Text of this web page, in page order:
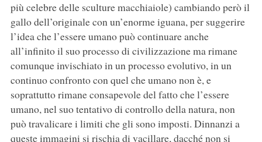
più celebre delle sculture macchiaiole) cambiando però il
gallo dell’originale con un’enorme iguana, per suggerire
l’idea che l’essere umano può continuare anche
all’infinito il suo processo di civilizzazione ma rimane
comunque invischiato in un processo evolutivo, in un
continuo confronto con quel che umano non è, e
soprattutto rimane consapevole del fatto che l’essere
umano, nel suo tentativo di controllo della natura, non
può travalicare i limiti che gli sono imposti. Dinnanzi a
queste immagini si rischia di vacillare, dacché non si